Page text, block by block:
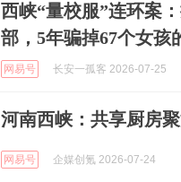
西峡“量校服”连环案
部，5年骗掉67个女孩
网易号 长安一孤客 2026-07-25
河南西峡：共享厨房
网易号 企媒创氪 2026-07-24